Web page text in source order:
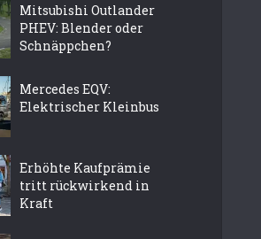
Mitsubishi Outlander
PHEV: Blender oder
Schnäppchen?
Mercedes EQV:
Elektrischer Kleinbus
Erhöhte Kaufprämie
tritt rückwirkend in
Kraft